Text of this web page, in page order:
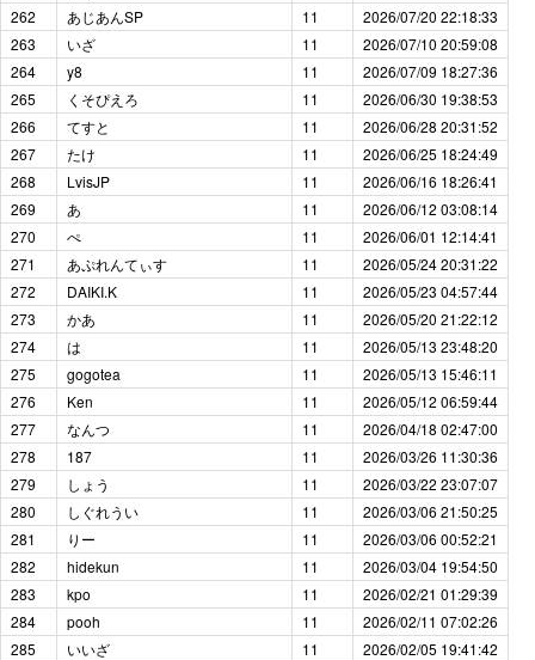
262
あじあんSP 11
2026/07/20 22:18:33
263
いざ 11
2026/07/10 20:59:08
264
y8 11
2026/07/09 18:27:36
265
くそぴえろ 11
2026/06/30 19:38:53
266
てすと 11
2026/06/28 20:31:52
267
たけ 11
2026/06/25 18:24:49
268
LvisJP 11
2026/06/16 18:26:41
269
あ 11
2026/06/12 03:08:14
270
ぺ 11
2026/06/01 12:14:41
271
あぷれんてぃす 11
2026/05/24 20:31:22
272
DAIKI.K 11
2026/05/23 04:57:44
273
かあ 11
2026/05/20 21:22:12
274
は 11
2026/05/13 23:48:20
275
gogotea 11
2026/05/13 15:46:11
276
Ken 11
2026/05/12 06:59:44
277
なんつ 11
2026/04/18 02:47:00
278
187 11
2026/03/26 11:30:36
279
しょう 11
2026/03/22 23:07:07
280
しぐれうい 11
2026/03/06 21:50:25
281
りー 11
2026/03/06 00:52:21
282
hidekun 11
2026/03/04 19:54:50
283
kpo 11
2026/02/21 01:29:39
284
pooh 11
2026/02/11 07:02:26
285
いいざ 11
2026/02/05 19:41:42